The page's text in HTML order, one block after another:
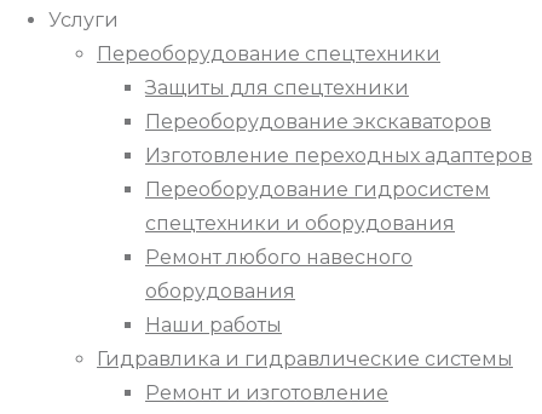
Услуги
Переоборудование спецтехники
Защиты для спецтехники
Переоборудование экскаваторов
Изготовление переходных адаптеров
Переоборудование гидросистем
спецтехники и оборудования
Ремонт любого навесного
оборудования
Наши работы
Гидравлика и гидравлические системы
Ремонт и изготовление